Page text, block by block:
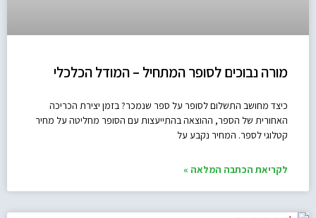
מורה נבוכים לסופר המתחיל – המודל הכלכלי
כיצד מחושב התשלום לסופר על ספר שנמכר? בזמן יצירת הכריכה
האחורית של הספר, ההוצאה בהתייעצות עם הסופר מחליטה על מחיר
קטלוגי לספר. המחיר נקבע על
לקריאת הכתבה המלאה »